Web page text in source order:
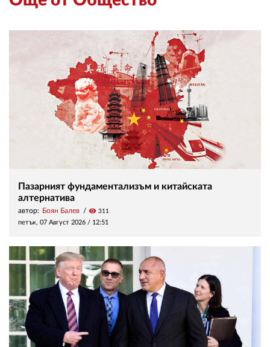
Пазарният фундаментализъм и китайската
алтернатива
автор: Боян Балев visibility 311
петък, 07 Август 2026 / 12:51